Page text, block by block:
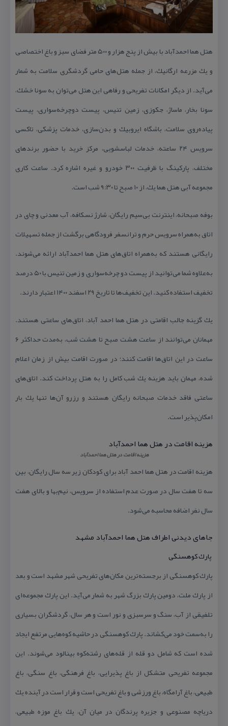
هتل هما احمدآباد با بیش از پنج هزار و ۵۰۰ متر فضای سبز و باغ اختصاصی
و یك مزرعه ارگانیك، از جمله هتل‌های حامی گردشگری سلامت به شمار
می‌آید. از دیگر امكانات تفریحی و رفاهی این هتل می‌توان به سونا خشك،
سونا بخار، ماساژ، جكوزی، زمین تنیس، پیست دوچرخه‌سواری، پیست
پیاده‌روی سلامت، باشگاه ایروبیك و بدن‌سازی، خدمات پزشكی، تاكسی
سرویس ۲۴ ساعته، خدمات لباسشویی، مركز خرید با حضور برندهای
مختلف، پاركینگ با ظرفیت ۳۰۰ خودرو و غیره اشاره كرد. ساعت كاری
مجموعه آبی هتل هما یك، از ۱۰ صبح تا ۹:۳۰ شب است.
بوفه صبحانه، اینترنت بی‌سیم رایگان، شارژ نسكافه، آب معدنی و چای در
اتاق به‌همراه سرویس حرم و ترانسفر فرودگاهی برگشت از جمله تسهیلات
رایگانی هستند كه به‌همراه اتاق‌های هتل هما احمدآباد ارائه می‌شوند.
به‌علاوه شما می‌توانید از پیست دو چرخه‌سواری و زمین تنیس با ۵۰ درصد
تخفیف استفاده كنید. این تخفیف‌ها تا تاریخ ۲۹ اسفند ۱۴۰۰ اعتبار دارند.
یك گزینه جالب اقامتی در هتل هما احمد آباد، اتاق‌های ساعتی هستند.
مهمانان می‌توانند از ساعت هشت صبح تا هشت شب، به‌مدت حداكثر ۶
ساعت در این اتاق‌ها اقامت كنند؛ در صورت اقامت بیش از زمان اعلام
شده، مهمان باید هزینه یك شب كامل را به هتل پرداخت كند. اتاق‌های
ساعتی فاقد خدمات صبحانه رایگان هستند و رزرو آن‌ها تنها یك بار
امكان‌پذیر است.
هزینه اقامت در هتل هما احمدآباد
هزینه اقامت در هتل هما احمدآباد
هزینه اقامت در هتل هما احمد آباد برای كودكان زیر سه سال رایگان، بین
سه تا هفت سال در صورت عدم استفاده از سرویس، نیم‌بها و بالای هفت
سال نفر اضافه محاسبه می‌شود.
جاهای دیدنی اطراف هتل هما احمدآباد مشهد
پارك كوهسنگی
پارك كوهسنگی از برجسته‌ترین مكان‌های تفریحی شهر مشهد است و بعد
از پارك ملت، دومین پارك بزرگ شهر به شمار می‌آید. این پارك مجموعه‌ای
تلفیقی از آب، سنگ و سرسبزی و نور است و هر سال، گردشگران بسیاری
را به‌سمت خود می‌كشاند. پارك كوهسنگی در حاشیه كوه‌هایی مرتفع ایجاد
شده است كه شامل دو قله از قله‌های رشته‌كوه بینالود می‌شوند. این
مجموعه تفریحی متشكل از باغ پذیرایی، باغ فرهنگی، باغ سنگی، باغ
طبیعی، باغ آرامگاه، باغ ورزشی و باغ تفریحی است و قرار است در آینده یك
دریاچه مصنوعی و جزیره پرندگان در میان آن، یك باغ موزه طبیعی،